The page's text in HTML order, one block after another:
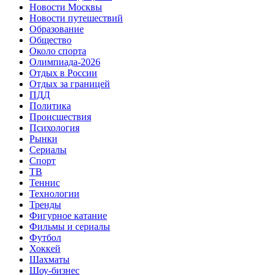
Новости Москвы
Новости путешествий
Образование
Общество
Около спорта
Олимпиада-2026
Отдых в России
Отдых за границей
ПДД
Политика
Происшествия
Психология
Рынки
Сериалы
Спорт
ТВ
Теннис
Технологии
Тренды
Фигурное катание
Фильмы и сериалы
Футбол
Хоккей
Шахматы
Шоу-бизнес